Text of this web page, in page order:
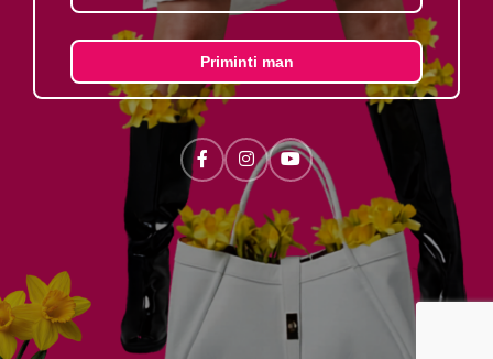
Priminti man